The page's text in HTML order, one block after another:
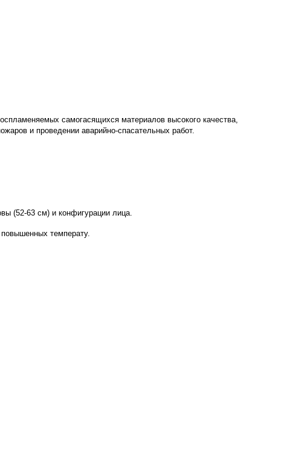
самогасящихся материалов высокого качества,
и проведении аварийно-спасательных работ.
(52-63 см) и конфигурации лица.
температу.